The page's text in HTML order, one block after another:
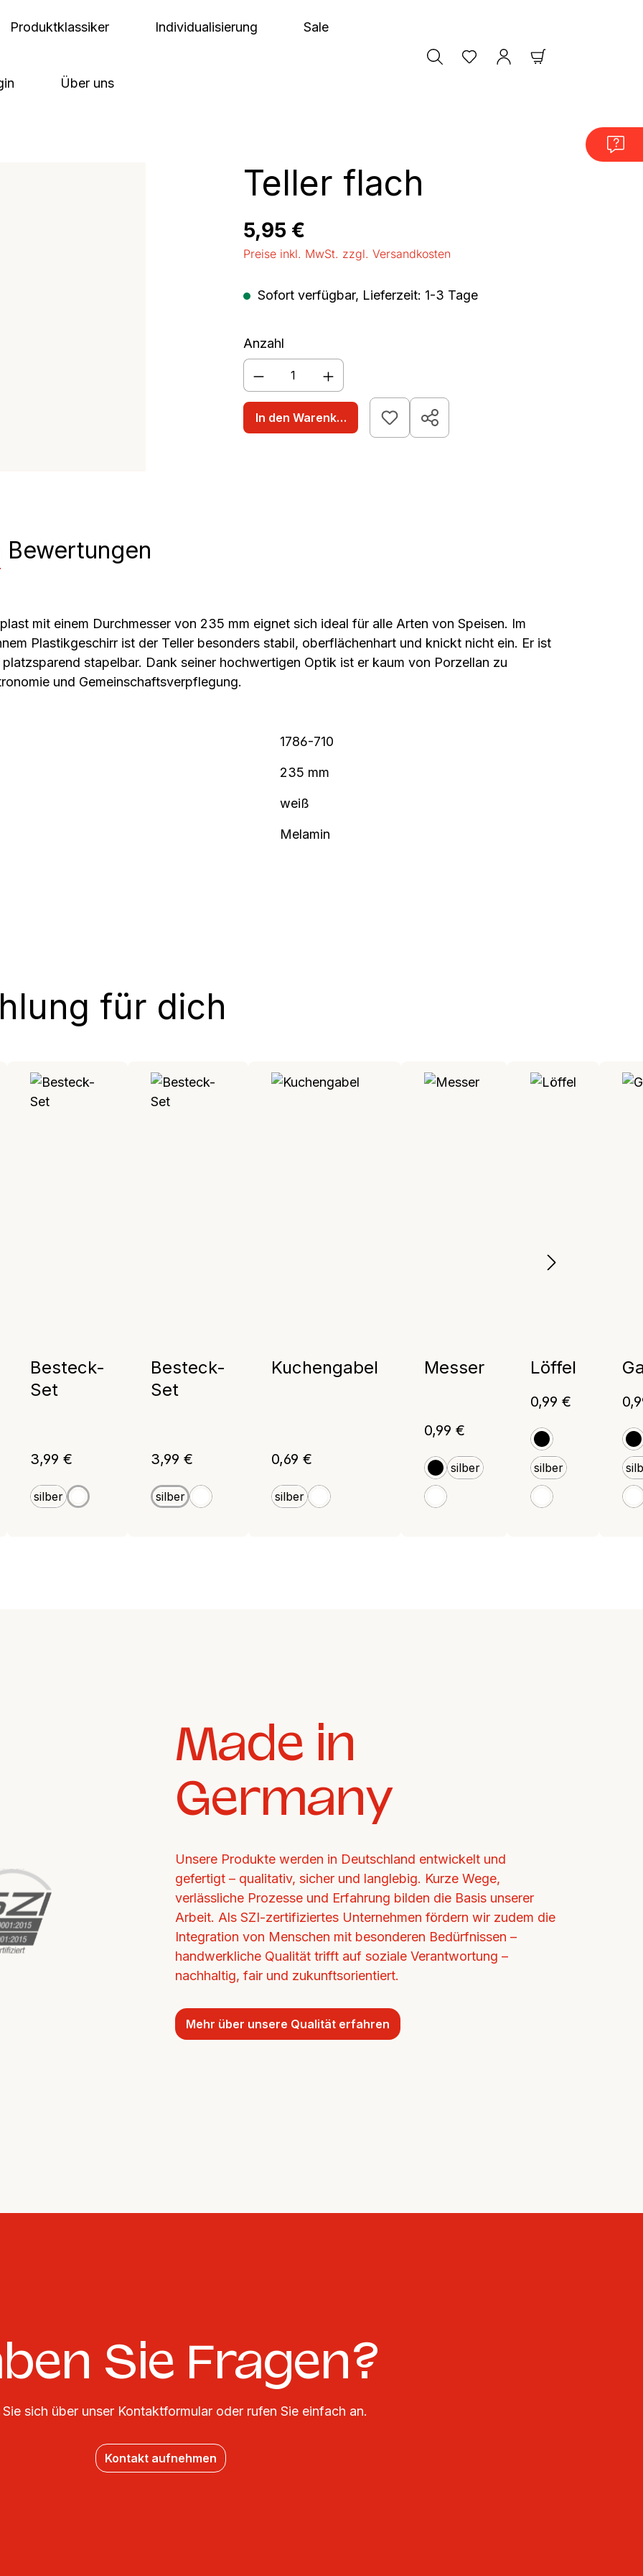
Produktklassiker
Rührbecher
Individualisierung Sale
Über uns
Teller flach
Regulärer Preis:
5,95 €
Preise inkl. MwSt. zzgl. Versandkosten
Sofort verfügbar, Lieferzeit: 1-3 Tage
Anzahl
Produkt Anzahl: Gib den gewünschten Wert
In den Warenkorb
Bewertungen
mit einem Durchmesser von 235 mm eignet sich ideal für alle Arten von Speisen. Im
Plastikgeschirr ist der Teller besonders stabil, oberflächenhart und knickt nicht ein. Er ist
stapelbar. Dank seiner hochwertigen Optik ist er kaum von Porzellan zu
und Gemeinschaftsverpflegung.
1786-710
235 mm
weiß
Melamin
für dich
Besteck-
Set
silber
weiß
Regulärer Preis:
3,99 €
Besteck-
Set
silber
weiß
Regulärer Preis:
3,99 €
Kuchengabel
silber
weiß
Regulärer Preis:
0,69 €
Messer
schwarz
silber
weiß
Regulärer Preis:
0,99 €
Löffel
schwarz
silber
weiß
Regulärer Preis:
0,99 €
Made in
Germany
Unsere Produkte werden in Deutschland entwickelt und
gefertigt – qualitativ, sicher und langlebig. Kurze Wege,
verlässliche Prozesse und Erfahrung bilden die Basis unserer
Arbeit. Als SZI-zertifiziertes Unternehmen fördern wir zudem die
Integration von Menschen mit besonderen Bedürfnissen –
handwerkliche Qualität trifft auf soziale Verantwortung –
nachhaltig, fair und zukunftsorientiert.
Mehr über unsere Qualität erfahren
Sie Fragen?
sich über unser Kontaktformular oder rufen Sie einfach an.
Kontakt aufnehmen